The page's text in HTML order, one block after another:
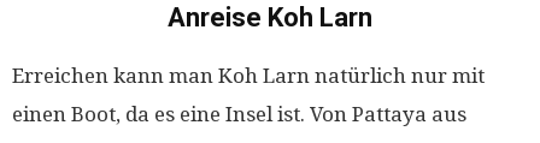
Anreise Koh Larn
Erreichen kann man Koh Larn natürlich nur mit
einen Boot, da es eine Insel ist. Von Pattaya aus